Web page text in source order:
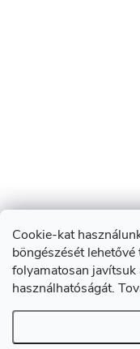
Cookie-kat
böngészését
folyamatosan
használhatóságát.